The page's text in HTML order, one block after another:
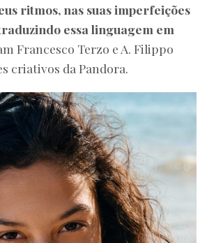
ritmos, nas suas imperfeições
essa linguagem em
Francesco Terzo e A. Filippo
criativos da Pandora.